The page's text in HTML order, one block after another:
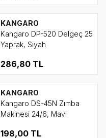
KANGARO
Kangaro DP-520 Delgeç 25
Yaprak, Siyah
286,80 TL
KANGARO
Kangaro DS-45N Zımba
Makinesi 24/6, Mavi
198,00 TL